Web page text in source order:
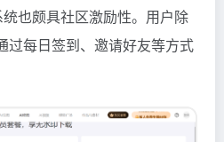
统也颇具社区激励性。用户除
过每日签到、邀请好友等方式